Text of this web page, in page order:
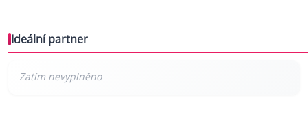
Ideální partner